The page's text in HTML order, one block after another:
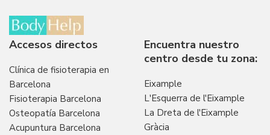
Accesos directos
Clínica de fisioterapia en
Barcelona
Fisioterapia Barcelona
Osteopatía Barcelona
Acupuntura Barcelona
Encuentra nuestro
centro desde tu zona:
Eixample
L'Esquerra de l'Eixample
La Dreta de l'Eixample
Gràcia